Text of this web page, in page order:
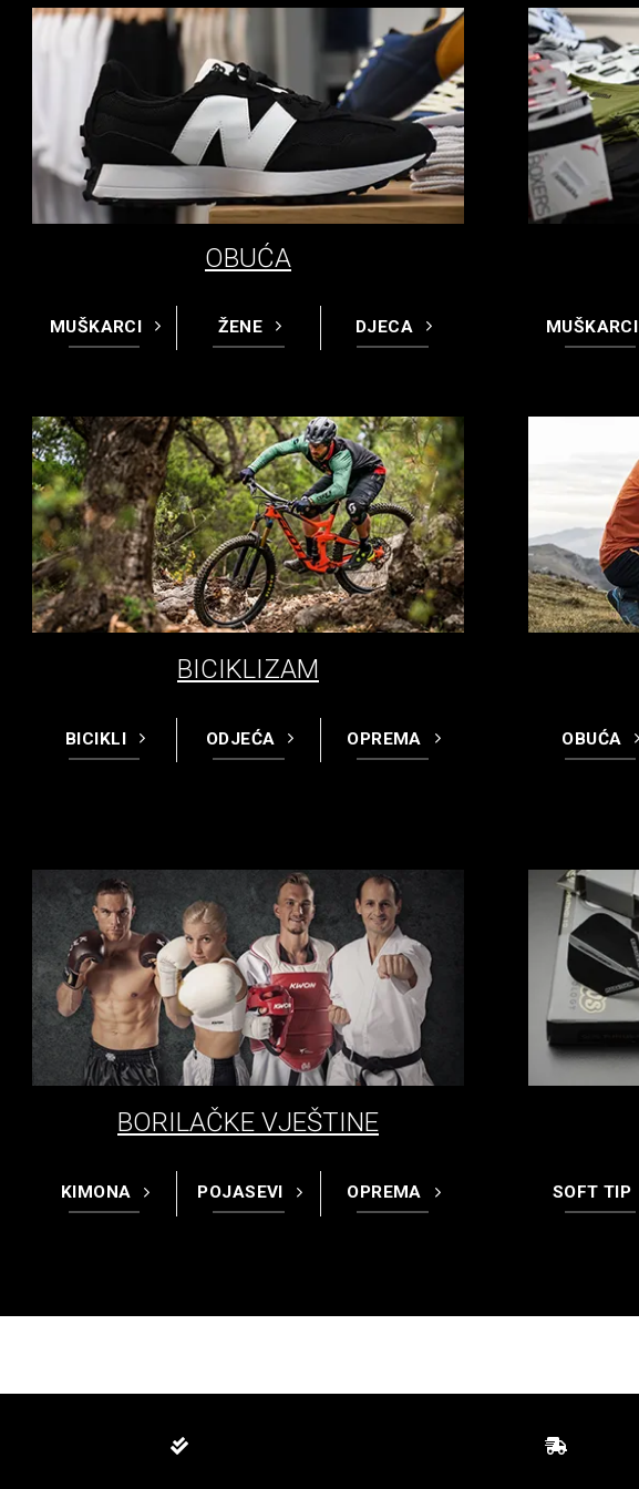
OBUĆA
MUŠKARCI ŽENE DJECA MUŠKARCI
BICIKLIZAM
BICIKLI ODJEĆA OPREMA OBUĆA
BORILAČKE VJEŠTINE
KIMONA POJASEVI OPREMA SOFT TIP